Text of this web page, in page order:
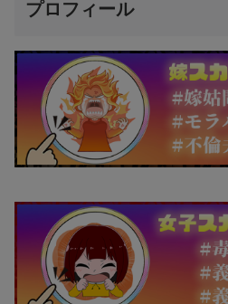
プロフィール